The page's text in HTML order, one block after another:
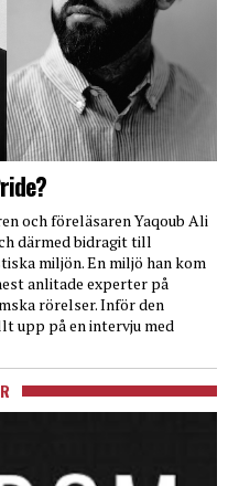
och föreläsaren Yaqoub Ali
därmed bidragit till
miljön. En miljö han kom
anlitade experter på
rörelser. Inför den
upp på en intervju med